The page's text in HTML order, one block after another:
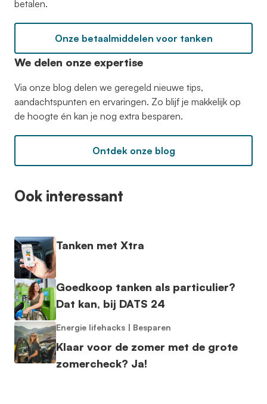
betalen.
Onze betaalmiddelen voor tanken
We delen onze expertise
Via onze blog delen we geregeld nieuwe tips,
aandachtspunten en ervaringen. Zo blijf je makkelijk op
de hoogte én kan je nog extra besparen.
Ontdek onze blog
Ook interessant
Tanken met Xtra
Goedkoop tanken als particulier?
Dat kan, bij DATS 24
Energie lifehacks | Besparen
Klaar voor de zomer met de grote
zomercheck? Ja!